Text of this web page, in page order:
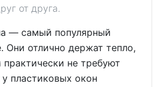
от друга.
— самый популярный
Они отлично держат тепло,
практически не требуют
пластиковых окон